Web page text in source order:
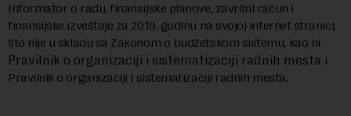
Informator o radu, finansijske planove, završni račun i
finansijske izveštaje za 2019. godinu na svojoj internet stranici,
što nije u skladu sa Zakonom o budžetskom sistemu, kao ni
Pravilnik o organizaciji i sistematizaciji radnih mesta i
Pravilnik o organizaciji i sistematizaciji radnih mesta.